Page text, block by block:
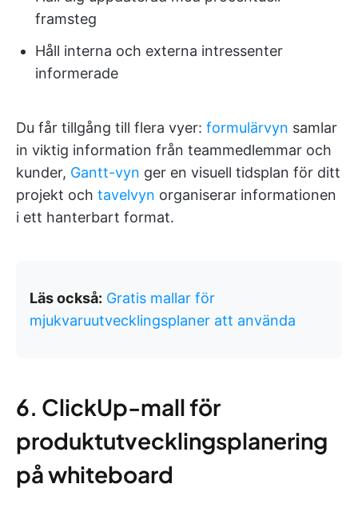
framsteg
Håll interna och externa intressenter
informerade
Du får tillgång till flera vyer: formulärvyn samlar
in viktig information från teammedlemmar och
kunder, Gantt-vyn ger en visuell tidsplan för ditt
projekt och tavelvyn organiserar informationen
i ett hanterbart format.
Läs också: Gratis mallar för
mjukvaruutvecklingsplaner att använda
6. ClickUp-mall för
produktutvecklingsplanering
på whiteboard